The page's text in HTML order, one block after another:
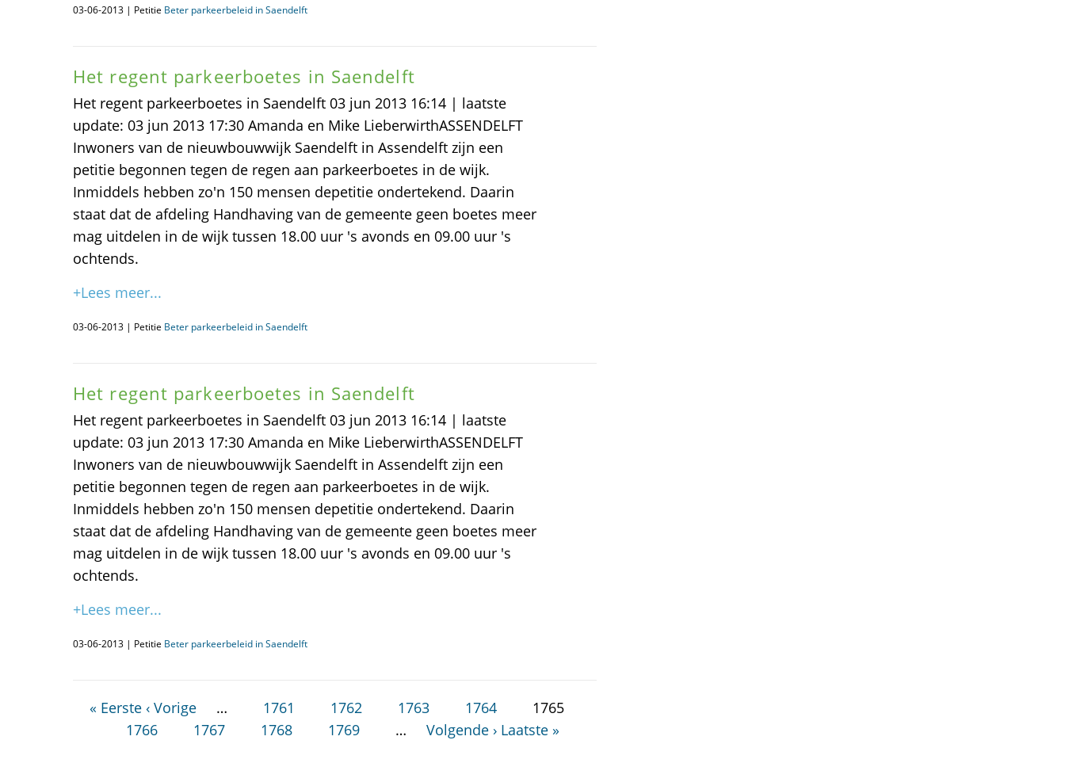
03-06-2013 | Petitie Beter parkeerbeleid in Saendelft
Het regent parkeerboetes in Saendelft
Het regent parkeerboetes in Saendelft 03 jun 2013 16:14 | laatste
update: 03 jun 2013 17:30 Amanda en Mike LieberwirthASSENDELFT
Inwoners van de nieuwbouwwijk Saendelft in Assendelft zijn een
petitie begonnen tegen de regen aan parkeerboetes in de wijk.
Inmiddels hebben zo'n 150 mensen depetitie ondertekend. Daarin
staat dat de afdeling Handhaving van de gemeente geen boetes meer
mag uitdelen in de wijk tussen 18.00 uur 's avonds en 09.00 uur 's
ochtends.
+Lees meer...
03-06-2013 | Petitie Beter parkeerbeleid in Saendelft
Het regent parkeerboetes in Saendelft
Het regent parkeerboetes in Saendelft 03 jun 2013 16:14 | laatste
update: 03 jun 2013 17:30 Amanda en Mike LieberwirthASSENDELFT
Inwoners van de nieuwbouwwijk Saendelft in Assendelft zijn een
petitie begonnen tegen de regen aan parkeerboetes in de wijk.
Inmiddels hebben zo'n 150 mensen depetitie ondertekend. Daarin
staat dat de afdeling Handhaving van de gemeente geen boetes meer
mag uitdelen in de wijk tussen 18.00 uur 's avonds en 09.00 uur 's
ochtends.
+Lees meer...
03-06-2013 | Petitie Beter parkeerbeleid in Saendelft
« Eerste ‹ Vorige … 1761 1762 1763 1764
1765
1766
1767 1768 1769 … Volgende › Laatste »